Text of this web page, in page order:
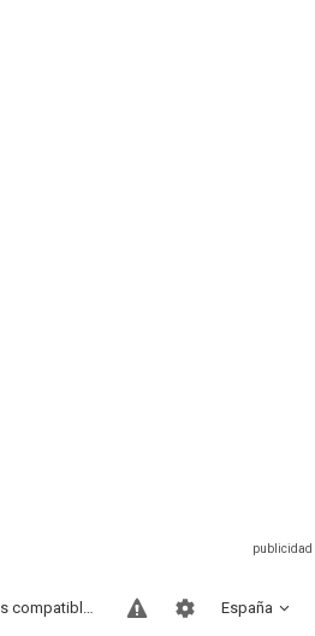
España
Sitios compatibles